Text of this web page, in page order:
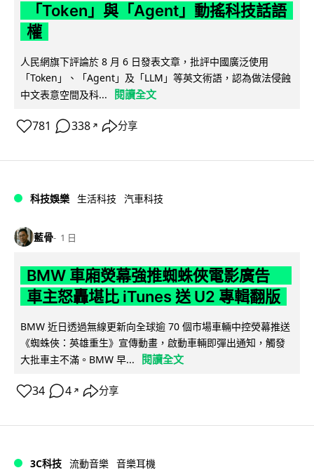
「Token」與「Agent」動搖科技話語
權
人民網旗下評論於 8 月 6 日發表文章，批評中國廣泛使用
「Token」、「Agent」及「LLM」等英文術語，認為做法侵蝕
中文表意空間及科...
閱讀全文
781 338 ↗ 分享
科技娛樂 生活科技 汽車科技
藍骨 1 日
BMW 車廂熒幕強推蜘蛛俠電影廣告
車主怒轟堪比 iTunes 送 U2 專輯翻版
BMW 近日透過無線更新向全球逾 70 個市場車輛中控熒幕推送
《蜘蛛俠：英雄重生》宣傳動畫，啟動車輛即彈出通知，觸發
大批車主不滿。BMW 早...
閱讀全文
34 4 ↗ 分享
3C科技 流動音樂 音樂耳機